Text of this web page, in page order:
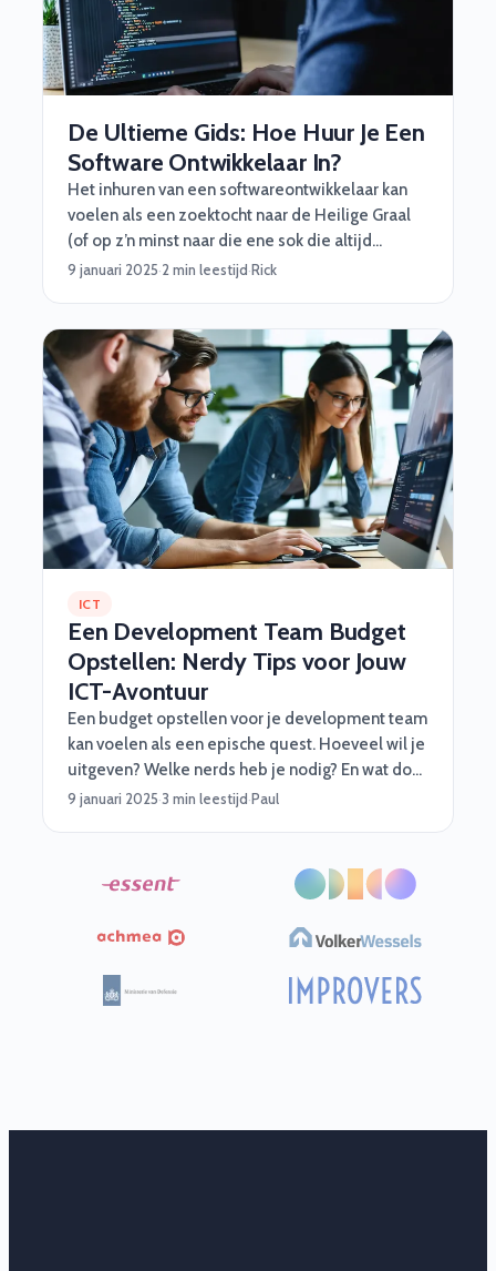
De Ultieme Gids: Hoe Huur Je Een
Software Ontwikkelaar In?
Het inhuren van een softwareontwikkelaar kan
voelen als een zoektocht naar de Heilige Graal
(of op z’n minst naar die ene sok die altijd
verdwijnt in de was). Maar maak je geen zorgen,
inzichten en een beetje octopus-magic :)
9 januari 2025·2 min leestijd·Rick
ICT
Een Development Team Budget
Opstellen: Nerdy Tips voor Jouw
ICT-Avontuur
Een budget opstellen voor je development team
kan voelen als een epische quest. Hoeveel wil je
uitgeven? Welke nerds heb je nodig? En wat doe
je als een onverwachte draak – of bug – opduikt?
project soepel te laten verlopen. Of je nu een
medior developer, een functioneel beheerder,
of een cyber security specialist nodig hebt, met
een goed budget ben je al halverwege. 🎮Stap 1:
Begin met je missie (de projectdoelen)
9 januari 2025·3 min leestijd·Paul